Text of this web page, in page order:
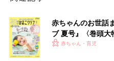
赤ちゃんのお世話
ブ 夏号』〈巻頭
く！ おっぱい・ミ
赤ちゃん・育児